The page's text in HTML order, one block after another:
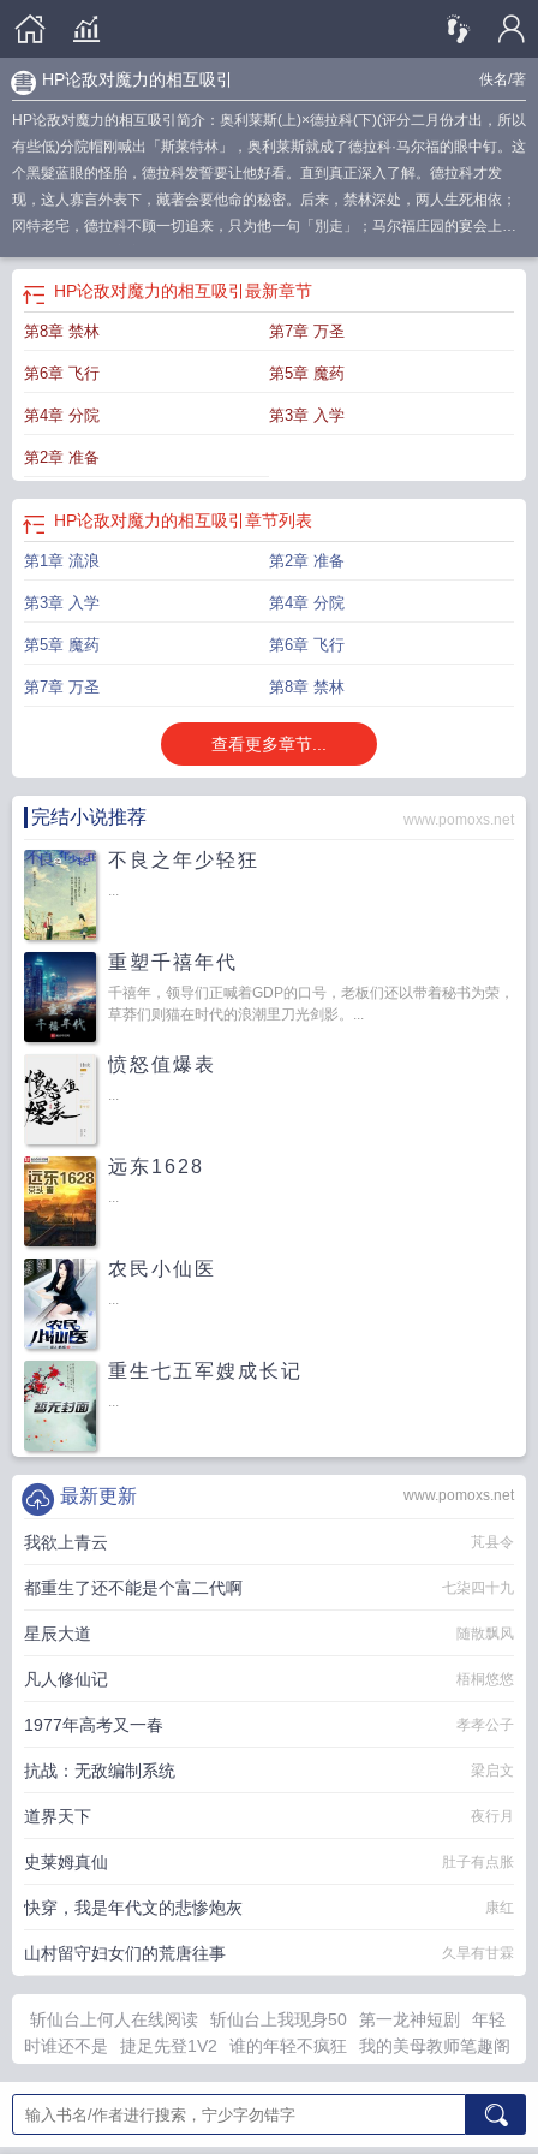
佚名/著
HP论敌对魔力的相互吸引
HP论敌对魔力的相互吸引简介：奥利莱斯(上)×德拉科(下)(评分二月份才出，所以
有些低)分院帽刚喊出「斯莱特林」，奥利莱斯就成了德拉科·马尔福的眼中钉。这
个黑髮蓝眼的怪胎，德拉科发誓要让他好看。直到真正深入了解。德拉科才发
现，这人寡言外表下，藏著会要他命的秘密。后来，禁林深处，两人生死相依；
冈特老宅，德拉科不顾一切追来，只为他一句「別走」；马尔福庄园的宴会上，
HP论敌对魔力的相互吸引 最新章节
第8章 禁林 第7章 万圣
第6章 飞行 第5章 魔药
第4章 分院 第3章 入学
第2章 准备
HP论敌对魔力的相互吸引 章节列表
第1章 流浪 第2章 准备
第3章 入学 第4章 分院
第5章 魔药 第6章 飞行
第7章 万圣 第8章 禁林
查看更多章节...
完结小说推荐 www.pomoxs.net
不良之年少轻狂
...
重塑千禧年代
千禧年，领导们正喊着GDP的口号，老板们还以带着秘书为荣，
草莽们则猫在时代的浪潮里刀光剑影。...
愤怒值爆表
...
远东1628
...
农民小仙医
...
重生七五军嫂成长记
...
www.pomoxs.net
最新更新
我欲上青云 芃县令
都重生了还不能是个富二代啊 七柒四十九
星辰大道 随散飘风
凡人修仙记 梧桐悠悠
1977年高考又一春 孝孝公子
抗战：无敌编制系统 梁启文
道界天下 夜行月
史莱姆真仙 肚子有点胀
快穿，我是年代文的悲惨炮灰 康红
山村留守妇女们的荒唐往事 久旱有甘霖
斩仙台上何人在线阅读 斩仙台上我现身50 第一龙神短剧
年轻
时谁还不是
捷足先登1V2 谁的年轻不疯狂
我的美母教师笔趣阁
龙
我捡灵芝赚了第一桶金主线剧情梳理
八零文工团里来了个冷
美人免费阅读
公立学校安装空调费要向谁举报
谁年轻的时候没